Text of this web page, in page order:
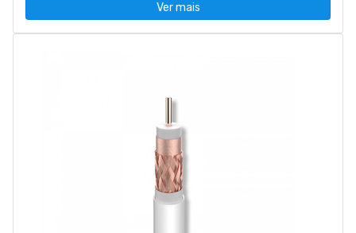
Ver mais